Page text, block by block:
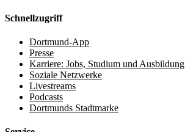
Schnellzugriff
Dortmund-App
Presse
Karriere: Jobs, Studium und Ausbildung
Soziale Netzwerke
Livestreams
Podcasts
Dortmunds Stadtmarke